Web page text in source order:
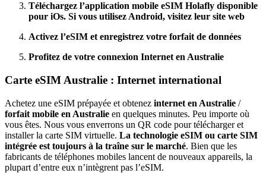
Téléchargez l’application mobile eSIM Holafly disponible
pour iOs. Si vous utilisez Android, visitez leur site web
Activez l’eSIM et enregistrez votre forfait de données
Profitez de votre connexion Internet en Australie
Carte eSIM Australie : Internet international
Achetez une eSIM prépayée et obtenez internet en Australie /
forfait mobile en Australie en quelques minutes. Peu importe où
vous êtes. Nous vous enverrons un QR code pour télécharger et
installer la carte SIM virtuelle. La technologie eSIM ou carte SIM
intégrée est toujours à la traîne sur le marché. Bien que les
fabricants de téléphones mobiles lancent de nouveaux appareils, la
plupart d’entre eux n’intègrent pas l’eSIM.